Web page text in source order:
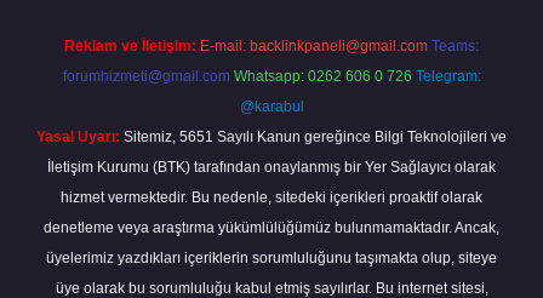
Reklam ve İletişim: E-mail: backlinkpaneli@gmail.com Teams:
forumhizmeti@gmail.com Whatsapp: 0262 606 0 726 Telegram:
@karabul
Yasal Uyarı: Sitemiz, 5651 Sayılı Kanun gereğince Bilgi Teknolojileri ve
İletişim Kurumu (BTK) tarafından onaylanmış bir Yer Sağlayıcı olarak
hizmet vermektedir. Bu nedenle, sitedeki içerikleri proaktif olarak
denetleme veya araştırma yükümlülüğümüz bulunmamaktadır. Ancak,
üyelerimiz yazdıkları içeriklerin sorumluluğunu taşımakta olup, siteye
üye olarak bu sorumluluğu kabul etmiş sayılırlar. Bu internet sitesi,